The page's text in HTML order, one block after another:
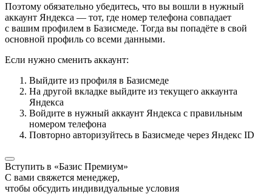
Поэтому обязательно убедитесь, что вы вошли в нужный
аккаунт Яндекса — тот, где номер телефона совпадает
с вашим профилем в Базисмеде. Тогда вы попадёте в свой
основной профиль со всеми данными.
Если нужно сменить аккаунт:
Выйдите из профиля в Базисмеде
На другой вкладке выйдите из текущего аккаунта
Яндекса
Войдите в нужный аккаунт Яндекса с правильным
номером телефона
Повторно авторизуйтесь в Базисмеде через Яндекс ID
Вступить в «Базис Премиум»
С вами свяжется менеджер,
чтобы обсудить индивидуальные условия